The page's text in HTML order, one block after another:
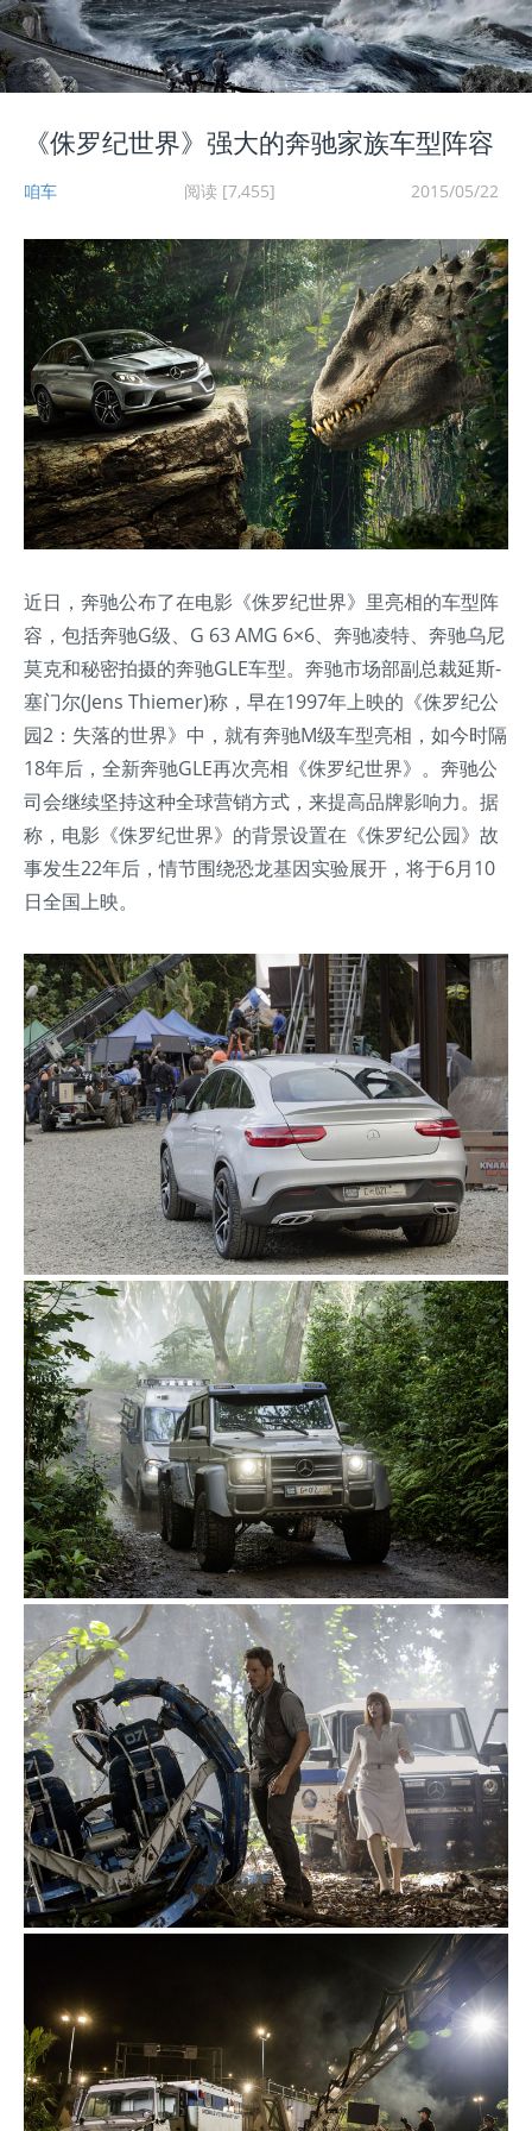
《侏罗纪世界》强大的奔驰家族车型阵容
咱车 阅读 [7,455] 2015/05/22
近日，奔驰公布了在电影《侏罗纪世界》里亮相的车型阵
容，包括奔驰G级、G 63 AMG 6×6、奔驰凌特、奔驰乌尼
莫克和秘密拍摄的奔驰GLE车型。奔驰市场部副总裁延斯-
塞门尔(Jens Thiemer)称，早在1997年上映的《侏罗纪公
园2：失落的世界》中，就有奔驰M级车型亮相，如今时隔
18年后，全新奔驰GLE再次亮相《侏罗纪世界》。奔驰公
司会继续坚持这种全球营销方式，来提高品牌影响力。据
称，电影《侏罗纪世界》的背景设置在《侏罗纪公园》故
事发生22年后，情节围绕恐龙基因实验展开，将于6月10
日全国上映。